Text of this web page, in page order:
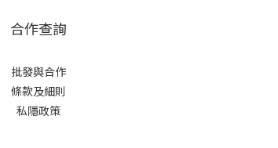
合作查詢
批發與合作
條款及細則
私隱政策